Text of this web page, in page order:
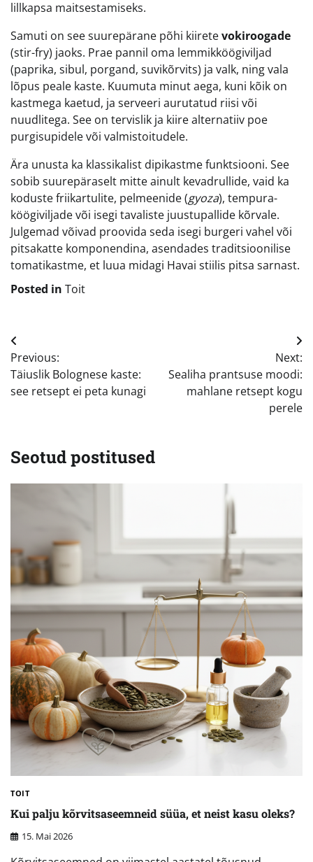
lillkapsa maitsestamiseks.
Samuti on see suurepärane põhi kiiretevokiroogade
(stir-fry) jaoks. Prae pannil oma lemmikköögiviljad
(paprika, sibul, porgand, suvikõrvits) ja valk, ning vala
lõpus peale kaste. Kuumuta minut aega, kuni kõik on
kastmega kaetud, ja serveeri aurutatud riisi või
nuudlitega. See on tervislik ja kiire alternatiiv poe
purgisupidele või valmistoitudele.
Ära unusta ka klassikalist dipikastme funktsiooni. See
sobib suurepäraselt mitte ainult kevadrullide, vaid ka
koduste friikartulite, pelmeenide (gyoza), tempura-
köögiviljade või isegi tavaliste juustupallide kõrvale.
Julgemad võivad proovida seda isegi burgeri vahel või
pitsakatte komponendina, asendades traditsioonilise
tomatikastme, et luua midagi Havai stiilis pitsa sarnast.
Posted in Toit
Navigeerimine
Previous:
Täiuslik Bolognese kaste:
see retsept ei peta kunagi
Next:
Sealiha prantsuse moodi:
mahlane retsept kogu
perele
Seotud postitused
TOIT
Kui palju kõrvitsaseemneid süüa, et neist kasu oleks?
15. Mai 2026